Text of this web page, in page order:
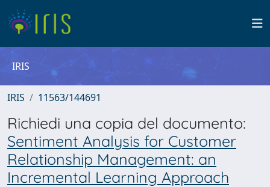
IRIS
IRIS 11563/144691
Richiedi una copia del documento:
Sentiment Analysis for Customer
Relationship Management: an
Incremental Learning Approach